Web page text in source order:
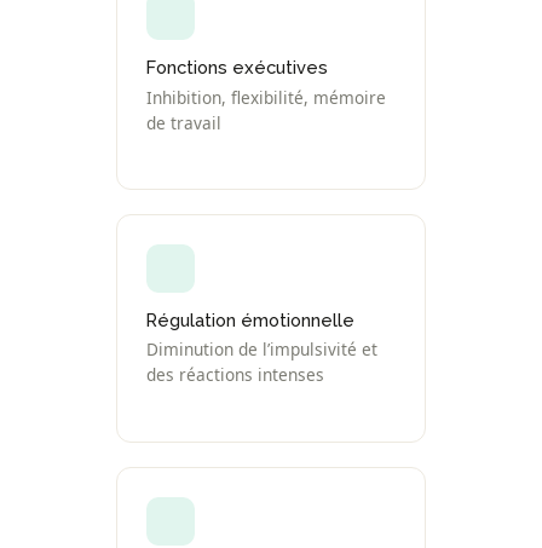
Fonctions exécutives
Inhibition, flexibilité, mémoire
de travail
Régulation émotionnelle
Diminution de l’impulsivité et
des réactions intenses